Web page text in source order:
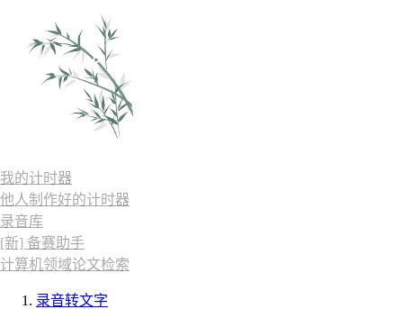
我的计时器
他人制作好的计时器
录音库
[新] 备赛助手
计算机领域论文检索
录音转文字